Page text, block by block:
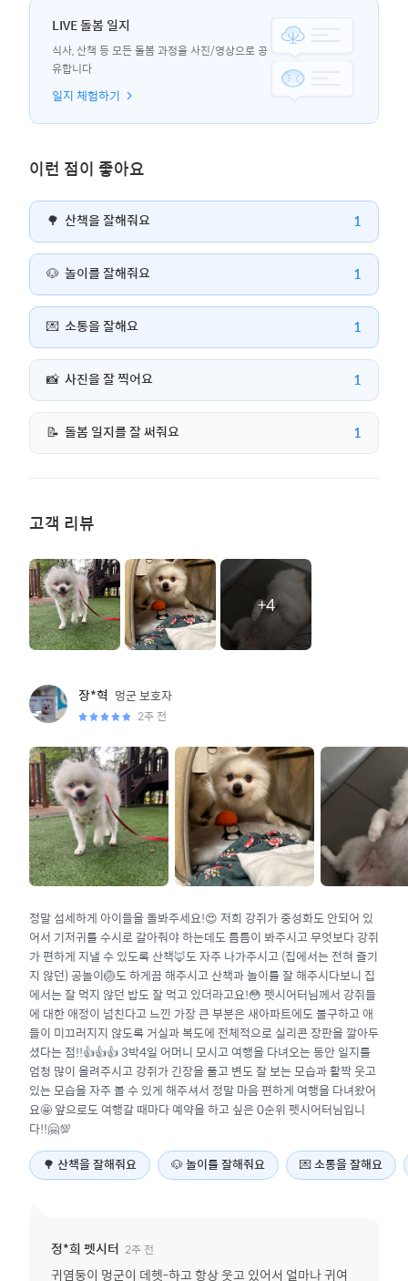
LIVE 돌봄 일지
식사, 산책 등 모든 돌봄 과정을 사진/영상으로 공
유합니다
일지 체험하기
이런 점이 좋아요
🌳 산책을 잘해줘요 1
🐶 놀이를 잘해줘요 1
💌 소통을 잘해요 1
📸 사진을 잘 찍어요 1
📝 돌봄 일지를 잘 써줘요 1
고객 리뷰
+4
장*혁 멍군보호자
2주 전
정말 섬세하게 아이들을 돌봐주세요!😍 저희 강쥐가 중성화도 안되어 있
어서 기저귀를 수시로 갈아줘야 하는데도 틈틈이 봐주시고 무엇보다 강쥐
가 편하게 지낼 수 있도록 산책🦊도 자주 나가주시고 (집에서는 전혀 즐기
지 않던) 공놀이🏐도 하게끔 해주시고 산책과 놀이를 잘 해주시다보니 집
에서는 잘 먹지 않던 밥도 잘 먹고 있더라고요!😳 펫시어터님께서 강쥐들
에 대한 애정이 넘친다고 느낀 가장 큰 부분은 새아파트에도 불구하고 애
들이 미끄러지지 않도록 거실과 복도에 전체적으로 실리콘 장판을 깔아두
셨다는 점!!👍👍👍 3박4일 어머니 모시고 여행을 다녀오는 동안 일지를
엄청 많이 올려주시고 강쥐가 긴장을 풀고 변도 잘 보는 모습과 활짝 웃고
있는 모습을 자주 볼 수 있게 해주셔서 정말 마음 편하게 여행을 다녀왔어
요🤩 앞으로도 여행갈 때마다 예약을 하고 싶은 0순위 펫시어터님입니
다!!🤗💯
🌳 산책을 잘해줘요 🐶놀이를 잘해줘요 💌 소통을 잘해요
정*희 펫시터 2주 전
귀염둥이 멍군이 데헷-하고 항상 웃고 있어서 얼마나 귀여